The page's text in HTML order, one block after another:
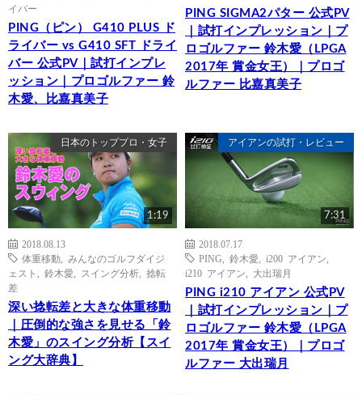
イバー
PING（ピン） G410 PLUS ド
ライバー vs G410 SFT ドライ
バー 公式PV｜試打インプレ
ッション｜プロゴルファー 鈴
木愛、比嘉真美子
PING SIGMA2パター 公式PV
｜試打インプレッション｜プ
ロゴルファー 鈴木愛（LPGA
2017年 賞金女王）｜プロゴ
ルファー 比嘉真美子
日本のトッププロ・女子
1:19
2018.08.13
体重移動
みんなのゴルフダイジ
ェスト
鈴木愛 スイング分析
捻転
差
深い捻転差と大きな体重移動
｜圧倒的な強さを見せる「鈴
木愛」のスイング分析【スイ
ング大辞典】
アイアンの試打・レビュー
7:31
2018.07.17
PING
鈴木愛 i200 アイアン
i210 アイアン
大出瑞月
PING i210 アイアン 公式PV
｜試打インプレッション｜プ
ロゴルファー 鈴木愛（LPGA
2017年 賞金女王）｜プロゴ
ルファー 大出瑞月